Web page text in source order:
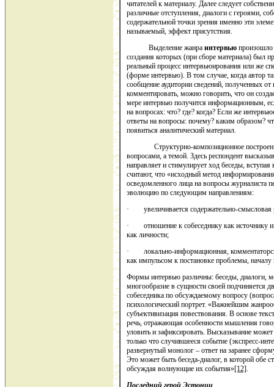
читателей к материалу. Далее следует
различные отступления, диалоги с героями,
содержательной точки зрения именно эти
называемый, эффект присутствия.
Выделение жанра интервью произошло
создания которых (при сборе материала) был
реальный процесс интервьюирования или же
(форме интервью). В том случае, когда автор
сообщение аудитории сведений, полученных
комментировать, можно говорить, что он
мере интервью получится информационным,
на вопросах: что? где? когда? Если же
ответы на вопросы: почему? каким образом?
появиться аналитический материал.
Структурно-композиционное построение
вопросами, а темой. Здесь респондент
направляет и стимулирует ход беседы,
считают, что «исходный метод
осведомленного лица на вопросы журналиста
эволюцию по следующим направлениям:
· увеличивается содержательно-смысловая
· отношение к собеседнику как источнику
как личности;
· локально-информационная,
как импульсом к постановке проблемы,
Формы интервью различны: беседы, диалоги,
многообразие в сущности своей подчиняется
собеседника по обсуждаемому вопросу
психологический портрет. «Важнейшим
субъективизация повествования. В основе
речь, отражающая особенности мышления
уловить и зафиксировать. Высказывание
только что случившееся событие (экспресс-
развернутый монолог – ответ на заранее
Это может быть беседа-диалог, в которой обе
обсуждая волнующие их события»[12].
Последний герой Эстонии